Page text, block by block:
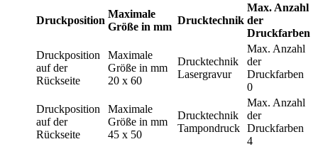
Druckposition
Maximale
Größe in mm
Drucktechnik
Max. Anzahl
der
Druckfarben
Druckposition
auf der
Rückseite
Maximale
Größe in mm
20 x 60
Drucktechnik
Lasergravur
Max. Anzahl
der
Druckfarben
0
Druckposition
auf der
Rückseite
Maximale
Größe in mm
45 x 50
Drucktechnik
Tampondruck
Max. Anzahl
der
Druckfarben
4